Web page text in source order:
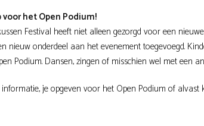
voor het Open Podium!
Festival heeft niet alleen gezorgd voor een
nieuw onderdeel aan het evenement toegevoegd.
Podium. Dansen, zingen of misschien wel met een
je opgeven voor het Open Podium of alvast